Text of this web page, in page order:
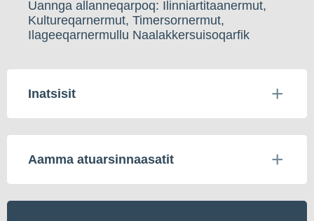
Uannga allanneqarpoq: Ilinniartitaanermut,
Kultureqarnermut, Timersornermut,
Ilageeqarnermullu Naalakkersuisoqarfik
Inatsisit
Aamma atuarsinnaasatit